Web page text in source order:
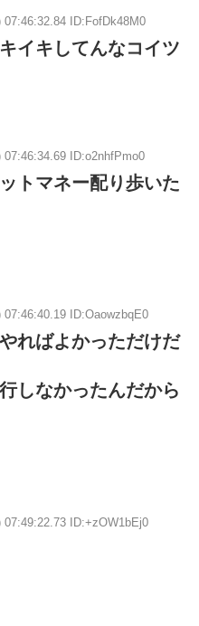
07:46:32.84 ID:FofDk48M0
イキしてんなコイツ
07:46:34.69 ID:o2nhfPmo0
トマネー配り歩いた
07:46:40.19 ID:OaowzbqE0
ればよかっただけだ
しなかったんだから
07:49:22.73 ID:+zOW1bEj0